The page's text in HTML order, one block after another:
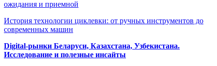
ожидания и приемной
История технологии циклевки: от ручных инструментов до
современных машин
Digital-рынки Беларуси, Казахстана, Узбекистана.
Исследование и полезные инсайты